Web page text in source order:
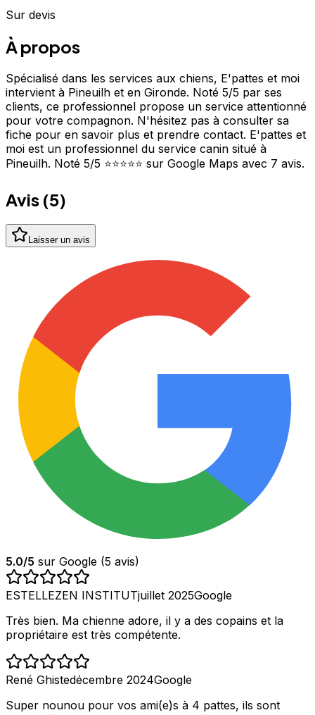
Sur devis
À propos
Spécialisé dans les services aux chiens, E'pattes et moi
intervient à Pineuilh et en Gironde. Noté 5/5 par ses
clients, ce professionnel propose un service attentionné
pour votre compagnon. N'hésitez pas à consulter sa
fiche pour en savoir plus et prendre contact. E'pattes et
moi est un professionnel du service canin situé à
Pineuilh. Noté 5/5 ⭐⭐⭐⭐⭐ sur Google Maps avec 7 avis.
Avis (5)
Laisser un avis
5.0/5 sur Google (5 avis)
ESTELLEZEN INSTITUTjuillet 2025Google
Très bien. Ma chienne adore, il y a des copains et la
propriétaire est très compétente.
René Ghistedécembre 2024Google
Super nounou pour vos ami(e)s à 4 pattes, ils sont